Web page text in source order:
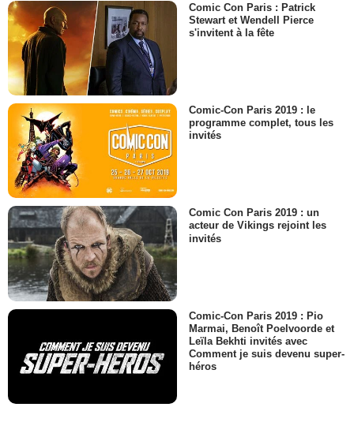
Comic Con Paris : Patrick
Stewart et Wendell Pierce
s'invitent à la fête
Comic-Con Paris 2019 : le
programme complet, tous les
invités
Comic Con Paris 2019 : un
acteur de Vikings rejoint les
invités
Comic-Con Paris 2019 : Pio
Marmai, Benoît Poelvoorde et
Leïla Bekhti invités avec
Comment je suis devenu super-
héros